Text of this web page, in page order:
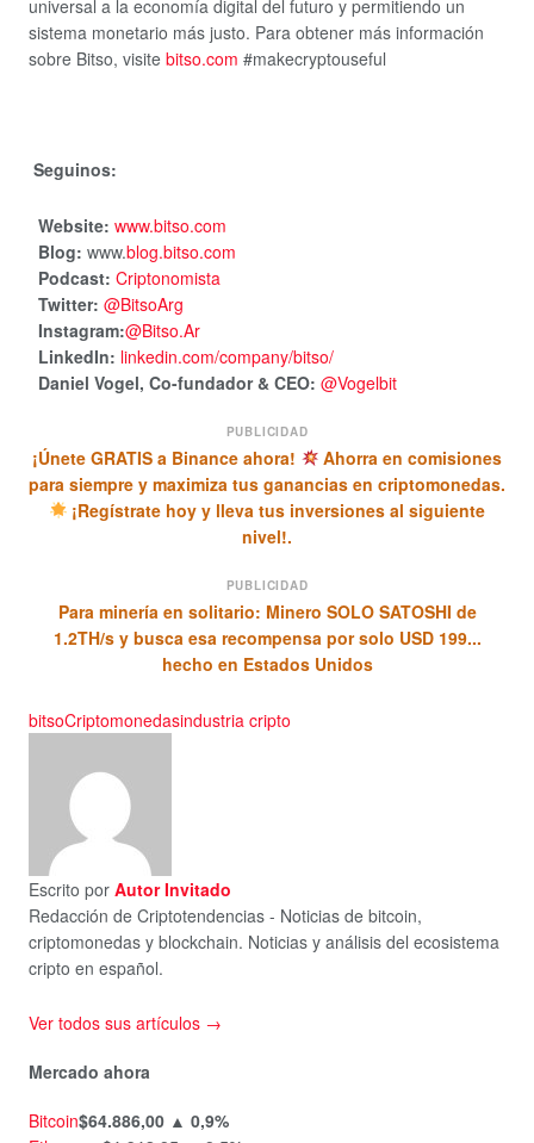
universal a la economía digital del futuro y permitiendo un
sistema monetario más justo. Para obtener más información
sobre Bitso, visite bitso.com #makecryptouseful
Seguinos:
Website: www.bitso.com
Blog: www.blog.bitso.com
Podcast: Criptonomista
Twitter: @BitsoArg
Instagram:@Bitso.Ar
LinkedIn: linkedin.com/company/bitso/
Daniel Vogel, Co-fundador & CEO: @Vogelbit
PUBLICIDAD
¡Únete GRATIS a Binance ahora!
Ahorra en comisiones
para siempre y maximiza tus ganancias en criptomonedas.
¡Regístrate hoy y lleva tus inversiones al siguiente
nivel!.
PUBLICIDAD
Para minería en solitario: Minero SOLO SATOSHI de
1.2TH/s y busca esa recompensa por solo USD 199...
hecho en Estados Unidos
bitsoCriptomonedasindustria cripto
Escrito por Autor Invitado
Redacción de Criptotendencias - Noticias de bitcoin,
criptomonedas y blockchain. Noticias y análisis del ecosistema
cripto en español.
Ver todos sus artículos →
Mercado ahora
Bitcoin$64.886,00 ▲ 0,9%